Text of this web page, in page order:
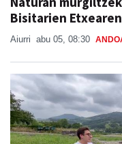
Bisitarien
Aiurri abu 05, 08:30